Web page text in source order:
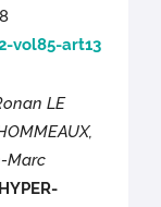
vol85-art13
LE
Marc
HYPER-